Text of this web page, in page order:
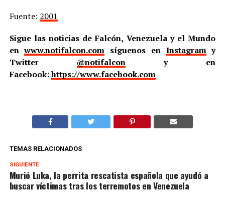
Fuente: 2001
Sigue las noticias de Falcón, Venezuela y el Mundo
enwww.notifalcon.com síguenos en Instagramy
Twitter @notifalcony en
Facebook:https://www.facebook.com
TEMAS RELACIONADOS
SIGUIENTE
Murió Luka, la perrita rescatista española que ayudó a
buscar víctimas tras los terremotos en Venezuela